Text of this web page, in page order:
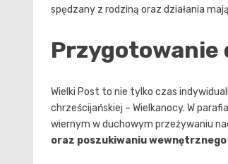
spędzany z rodziną oraz działania
Przygotowanie
Wielki Post to nie tylko czas
chrześcijańskiej – Wielkanocy. W
wiernym w duchowym przeżywaniu
oraz poszukiwaniu wewnętrznego